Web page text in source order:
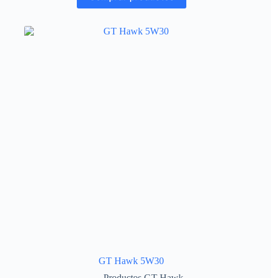
GT Hawk 5W30